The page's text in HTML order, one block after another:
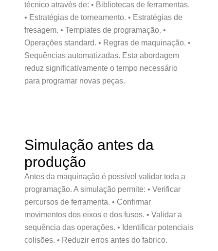
técnico através de: • Bibliotecas de ferramentas.
• Estratégias de torneamento. • Estratégias de
fresagem. • Templates de programação. •
Operações standard. • Regras de maquinação. •
Sequências automatizadas. Esta abordagem
reduz significativamente o tempo necessário
para programar novas peças.
Simulação antes da
produção
Antes da maquinação é possível validar toda a
programação. A simulação permite: • Verificar
percursos de ferramenta. • Confirmar
movimentos dos eixos e dos fusos. • Validar a
sequência das operações. • Identificar potenciais
colisões. • Reduzir erros antes do fabrico.